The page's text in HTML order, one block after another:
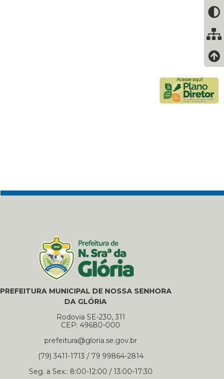
PREFEITURA MUNICIPAL DE NOSSA SENHORA
DA GLÓRIA
Rodovia SE-230, 311
CEP: 49680-000
prefeitura@gloria.se.gov.br
(79) 3411-1713 / 79 99864-2814
Seg. a Sex.: 8:00-12:00 / 13:00-17:30